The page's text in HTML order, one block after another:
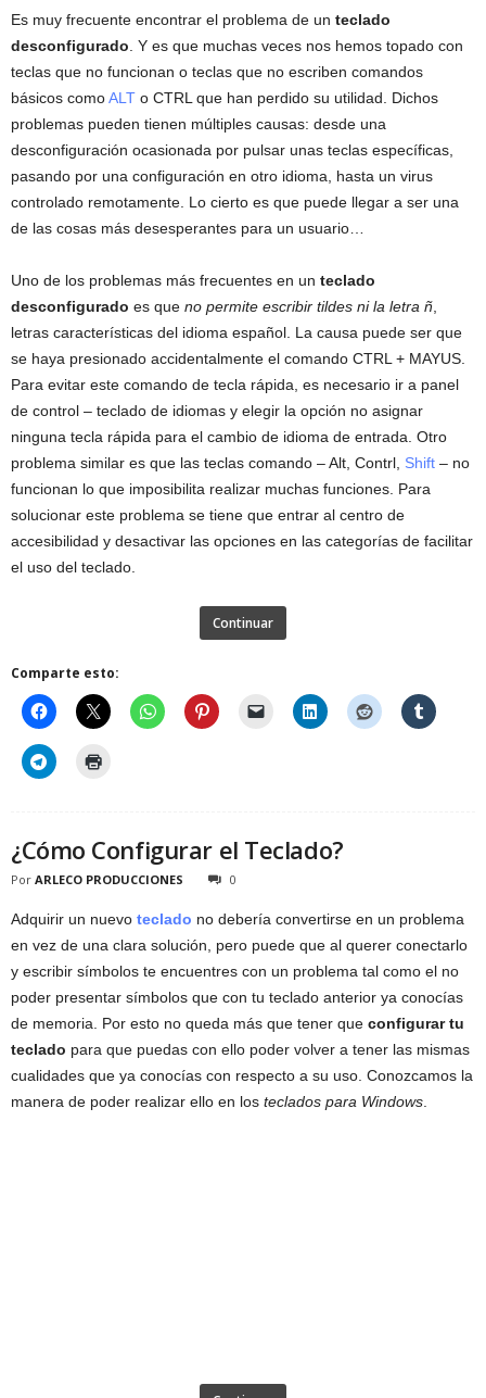
Es muy frecuente encontrar el problema de un teclado
desconfigurado . Y es que muchas veces nos hemos topado con
teclas que no funcionan o teclas que no escriben comandos
básicos comoALT o CTRL que han perdido su utilidad. Dichos
problemas pueden tienen múltiples causas: desde una
desconfiguración ocasionada por pulsar unas teclas específicas,
pasando por una configuración en otro idioma, hasta un virus
controlado remotamente. Lo cierto es que puede llegar a ser una
de las cosas más desesperantes para un usuario…
Uno de los problemas más frecuentes en un teclado
desconfigurado es que no permite escribir tildes ni la letra ñ
letras características del idioma español. La causa puede ser que
se haya presionado accidentalmente el comando CTRL + MAYUS.
Para evitar este comando de tecla rápida, es necesario ir a panel
de control – teclado de idiomas y elegir la opción no asignar
ninguna tecla rápida para el cambio de idioma de entrada. Otro
problema similar es que las teclas comando – Alt, Contrl, Shift – no
funcionan lo que imposibilita realizar muchas funciones. Para
solucionar este problema se tiene que entrar al centro de
accesibilidad y desactivar las opciones en las categorías de facilitar
el uso del teclado.
Continuar
Comparte esto:
¿Cómo Configurar el Teclado?
Por ARLECO PRODUCCIONES 0
Adquirir un nuevo teclado no debería convertirse en un problema
en vez de una clara solución, pero puede que al querer conectarlo
y escribir símbolos te encuentres con un problema tal como el no
poder presentar símbolos que con tu teclado anterior ya conocías
de memoria. Por esto no queda más que tener que configurar tu
teclado para que puedas con ello poder volver a tener las mismas
cualidades que ya conocías con respecto a su uso. Conozcamos la
manera de poder realizar ello en los teclados para Windows